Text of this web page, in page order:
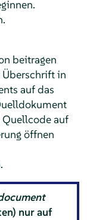
beitragen
Überschrift in
auf das
Quellcode auf
öffnen
nur auf